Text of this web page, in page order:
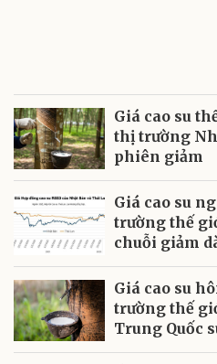
Giá cao su
thị trường
phiên giảm
Giá cao su
trường thế
chuỗi giảm
Giá cao su
trường thế
Trung Quốc